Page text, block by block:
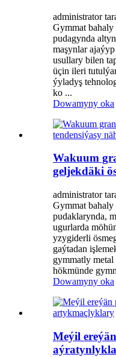
administrator
Gymmat bahaly
pudagynda
maşynlar
usullary bilen
üçin ileri
ýyladyş
ko ...
Dowamyny oka
Wakuum
geljekdäki
administrator
Gymmat bahaly
pudaklarynda,
ugurlarda
yzygiderli
gaýtadan
gymmatly metal
hökmünde
Dowamyny oka
Meýil